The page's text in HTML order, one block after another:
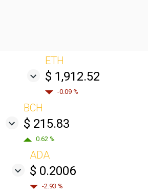
ETH
$ 1,912.52
-0.09 %
BCH
$ 215.83
0.62 %
ADA
$ 0.2006
-2.93 %